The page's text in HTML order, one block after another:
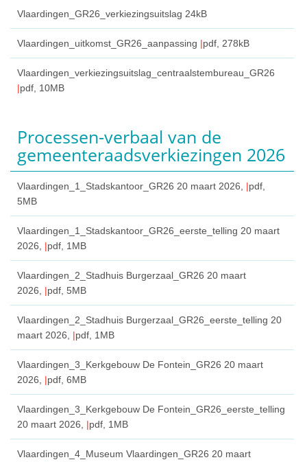
Vlaardingen_GR26_verkiezingsuitslag 24kB
Vlaardingen_uitkomst_GR26_aanpassing pdf , 278kB
Vlaardingen_verkiezingsuitslag_centraalstembureau_GR26
pdf , 10MB
Processen-verbaal van de
gemeenteraadsverkiezingen 2026
Vlaardingen_1_Stadskantoor_GR26 20 maart 2026, pdf
5MB
Vlaardingen_1_Stadskantoor_GR26_eerste_telling 20 maart
2026,
pdf , 1MB
Vlaardingen_2_Stadhuis Burgerzaal_GR26 20 maart
2026,
pdf , 5MB
Vlaardingen_2_Stadhuis Burgerzaal_GR26_eerste_telling 20
maart 2026,
pdf , 1MB
Vlaardingen_3_Kerkgebouw De Fontein_GR26 20 maart
2026,
pdf , 6MB
Vlaardingen_3_Kerkgebouw De Fontein_GR26_eerste_telling
20 maart 2026,
pdf , 1MB
Vlaardingen_4_Museum Vlaardingen_GR26 20 maart